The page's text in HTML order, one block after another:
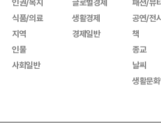
식품/의료
지역
인물
사회일반
생활경제
경제일반
공연/전
책
종교
날씨
생활문